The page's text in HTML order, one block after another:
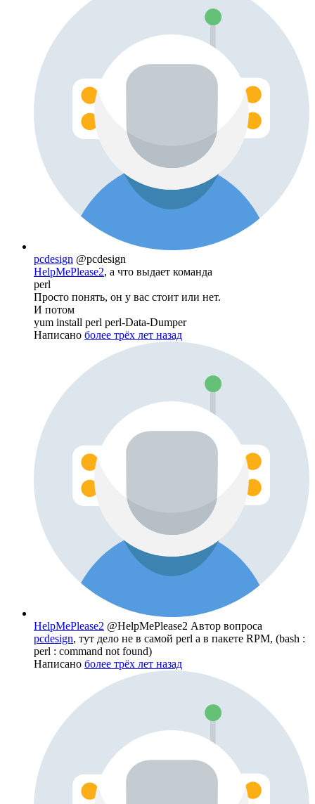
pcdesign @pcdesign
HelpMePlease2, а что выдает команда
perl
Просто понять, он у вас стоит или нет.
И потом
yum install perl perl-Data-Dumper
Написано более трёх лет назад
HelpMePlease2 @HelpMePlease2 Автор вопроса
pcdesign, тут дело не в самой perl а в пакете RPM, (bash :
perl : command not found)
Написано более трёх лет назад